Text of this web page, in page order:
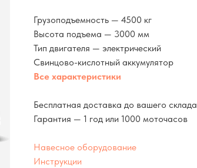
Грузоподъемность — 4500 кг
Высота подъема — 3000 мм
Тип двигателя — электрический
Свинцово-кислотный аккумулятор
Все характеристики
Бесплатная доставка до вашего склада
Гарантия — 1 год или 1000 моточасов
Навесное оборудование
Инструкции